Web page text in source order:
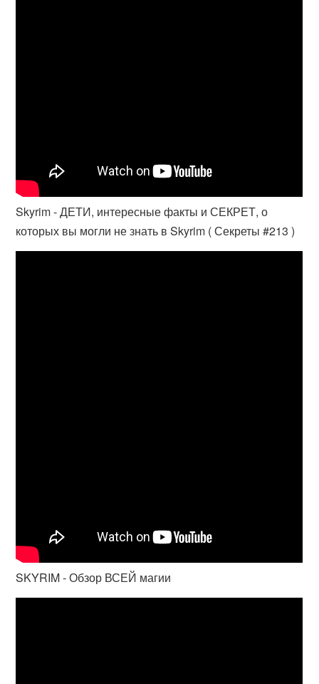
Skyrim - ДЕТИ, интересные факты и СЕКРЕТ, о
которых вы могли не знать в Skyrim ( Секреты #213 )
SKYRIM - Обзор ВСЕЙ магии